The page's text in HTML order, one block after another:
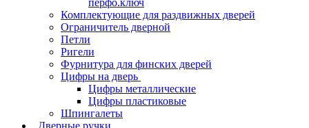
Комплектующие для раздвижных дверей
Ограничитель дверной
Петли
Ригели
Фурнитура для финских дверей
Цифры на дверь
Цифры металлические
Цифры пластиковые
Шпингалеты
Дверные ручки